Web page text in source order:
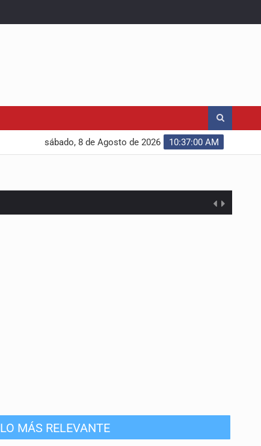
10:37:01 AM
sábado, 8 de Agosto de 2026
LO MÁS RELEVANTE